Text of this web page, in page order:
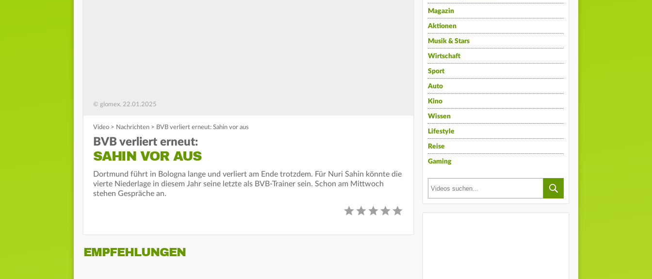
© glomex, 22.01.2025
Video > Nachrichten > BVB verliert erneut: Sahin vor aus
BVB verliert erneut:
SAHIN VOR AUS
Dortmund führt in Bologna lange und verliert am Ende trotzdem. Für Nuri Sahin könnte die
vierte Niederlage in diesem Jahr seine letzte als BVB-Trainer sein. Schon am Mittwoch
stehen Gespräche an.
EMPFEHLUNGEN
Magazin
Aktionen
Musik & Stars
Wirtschaft
Sport
Auto
Kino
Wissen
Lifestyle
Reise
Gaming